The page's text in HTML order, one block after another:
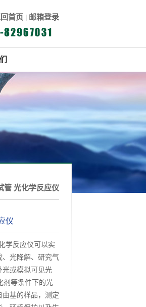
首页 | 邮箱登录
光化学反应仪
仪
学反应仪可以实
、光降解、研究气
光或模拟可见光
剂等条件下的光
基的样品，测定